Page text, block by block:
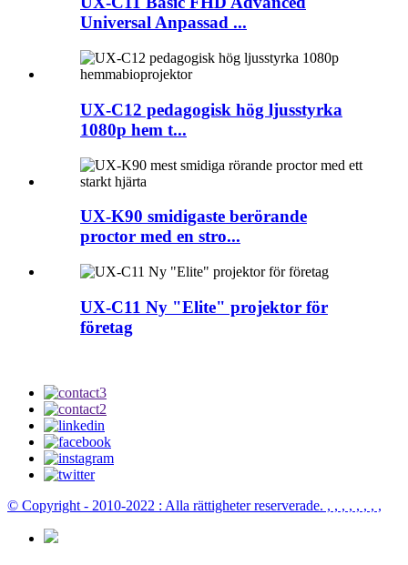
Universal Anpassad ...
UX-C12 pedagogisk hög ljusstyrka
1080p hem t...
UX-K90 smidigaste berörande
proctor med en stro...
UX-C11 Ny "Elite" projektor för
företag
© Copyright - 2010-2022 : Alla rättigheter reserverade. , , , , , , , ,